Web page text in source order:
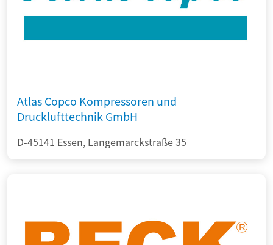
Atlas Copco Kompressoren und
Drucklufttechnik GmbH
D-45141 Essen, Langemarckstraße 35